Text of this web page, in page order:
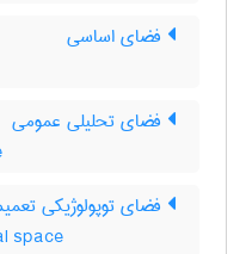
فضای اساسی
فضای تحلیلی عمومی
فضای توپولوژیکی
space